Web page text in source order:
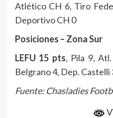
Atlético CH 6, Tiro
Deportivo CH 0
Posiciones – Zona Sur
LEFU 15 pts, Pila 9,
Belgrano 4, Dep. Castelli
Fuente: Chasladies